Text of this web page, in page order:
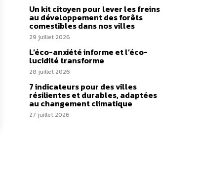
Un kit citoyen pour lever les freins
au développement des forêts
comestibles dans nos villes
29 juillet 2026
L’éco-anxiété informe et l’éco-
lucidité transforme
28 juillet 2026
7 indicateurs pour des villes
résilientes et durables, adaptées
au changement climatique
27 juillet 2026